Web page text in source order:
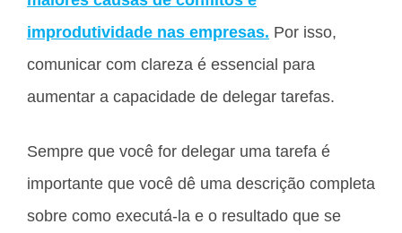
improdutividade nas empresas. Por isso,
comunicar com clareza é essencial para
aumentar a capacidade de delegar tarefas.
Sempre que você for delegar uma tarefa é
importante que você dê uma descrição completa
sobre como executá-la e o resultado que se